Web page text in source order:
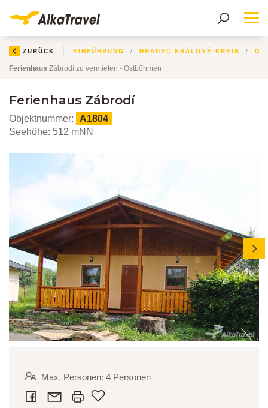
ZURÜCK EINFÜHRUNG HRADEC KRÁLOVÉ KREIS
Ferienhaus Zábrodí zu vermieten - Ostböhmen
Ferienhaus Zábrodí
Objektnummer:
A1804
Seehöhe: 512 mNN
next
Max. Personen: 4 Personen